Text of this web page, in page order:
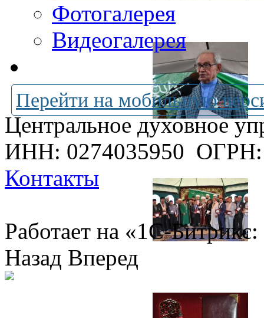
Фотогалерея
Видеогалерея
Перейти на мобильную
Центральное духовное
ИНН: 0274035950 ОГРН:
Контакты
Работает на «1С-
Назад Вперед